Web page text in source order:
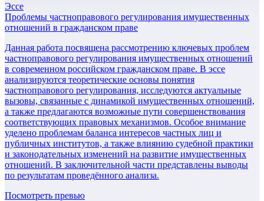
Эссе
Проблемы частноправового регулирования имущественных
отношений в гражданском праве
Данная работа посвящена рассмотрению ключевых проблем
частноправового регулирования имущественных отношений
в современном российском гражданском праве. В эссе
анализируются теоретические основы понятия
частноправового регулирования, исследуются актуальные
вызовы, связанные с динамикой имущественных отношений,
а также предлагаются возможные пути совершенствования
соответствующих правовых механизмов. Особое внимание
уделено проблемам баланса интересов частных лиц и
публичных институтов, а также влиянию судебной практики
и законодательных изменений на развитие имущественных
отношений. В заключительной части представлены выводы
по результатам проведённого анализа.
Посмотреть превью